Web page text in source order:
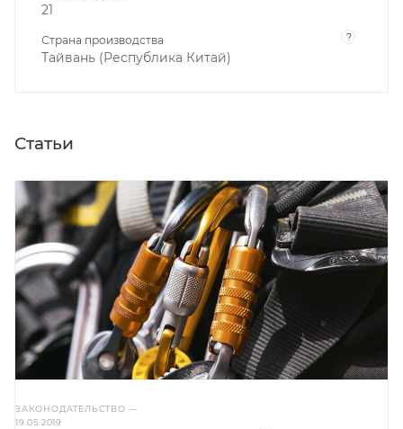
21
Страна производства ?
Тайвань (Республика Китай)
Статьи
ЗАКОНОДАТЕЛЬСТВО —
19.05.2019